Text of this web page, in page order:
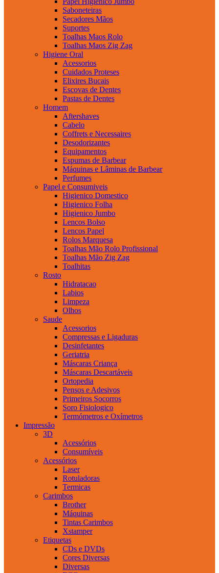
Saboneteiras
Secadores Mãos
Suportes
Toalhas Maos Rolo
Toalhas Maos Zig Zag
Higiene Oral
Acessorios
Cuidados Proteses
Elixires Bucais
Escovas de Dentes
Pastas de Dentes
Homem
Aftershaves
Cabelo
Coffrets e Necessaires
Desodorizantes
Equipamentos
Espumas de Barbear
Máquinas e Lâminas de Barbear
Perfumes
Papel e Consumiveis
Higienico Domestico
Higienico Folha
Higienico Jumbo
Lencos Bolso
Lencos Papel
Rolos Marquesa
Toalhas Mão Rolo Profissional
Toalhas Mão Zig Zag
Toalhitas
Rosto
Hidratacao
Labios
Limpeza
Olhos
Saude
Acessorios
Compressas e Ligaduras
Desinfetantes
Geriatria
Máscaras Criança
Máscaras Descartáveis
Ortopedia
Pensos e Adesivos
Primeiros Socorros
Soro Fisiologico
Termómetros e Oxímetros
Impressão
3D
Acessórios
Consumíveis
Acessórios
Laser
Rotuladoras
Termicas
Carimbos
Brother
Máquinas
Tintas Carimbos
Xstamper
Etiquetas
CDs e DVDs
Cores Diversas
Diversas